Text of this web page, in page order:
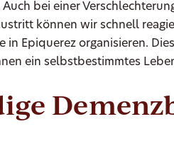
Auch bei einer
können wir schnell
in Epiquerez organisieren.
ein selbstbestimmtes